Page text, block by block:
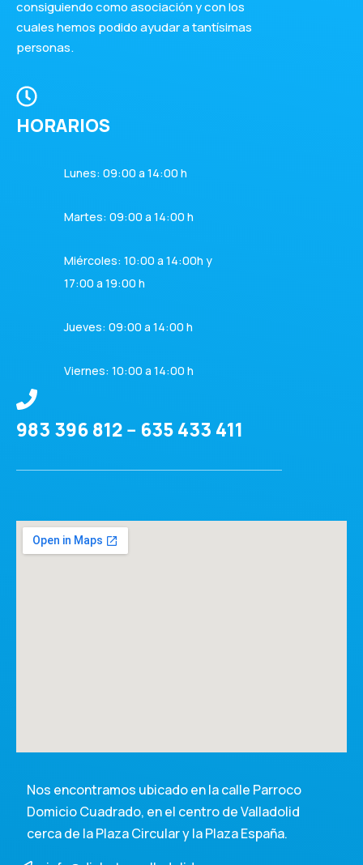
consiguiendo como asociación y con los
cuales hemos podido ayudar a tantísimas
personas.
HORARIOS
Lunes: 09:00 a 14:00 h
Martes: 09:00 a 14:00 h
Miércoles: 10:00 a 14:00h y
17:00 a 19:00 h
Jueves: 09:00 a 14:00 h
Viernes: 10:00 a 14:00 h
983 396 812 -- 635 433 411
Nos encontramos ubicado en la calle Parroco
Domicio Cuadrado, en el centro de Valladolid
cerca de la Plaza Circular y la Plaza España.